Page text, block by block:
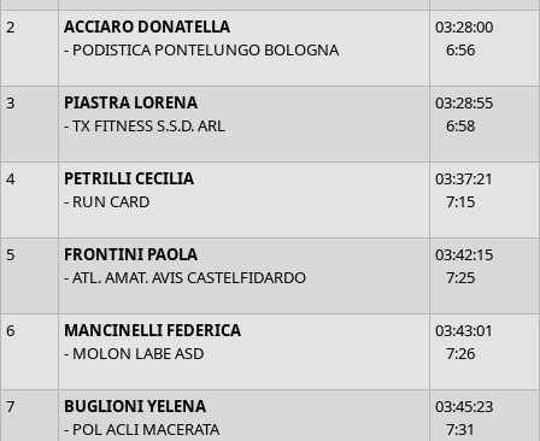
2
ACCIARO DONATELLA
- PODISTICA PONTELUNGO BOLOGNA
03:28:00
6:56
3
PIASTRA LORENA
- TX FITNESS S.S.D. ARL
03:28:55
6:58
4
PETRILLI CECILIA
- RUN CARD
03:37:21
7:15
5
FRONTINI PAOLA
- ATL. AMAT. AVIS CASTELFIDARDO
03:42:15
7:25
6
MANCINELLI FEDERICA
- MOLON LABE ASD
03:43:01
7:26
7
BUGLIONI YELENA
- POL ACLI MACERATA
03:45:23
7:31